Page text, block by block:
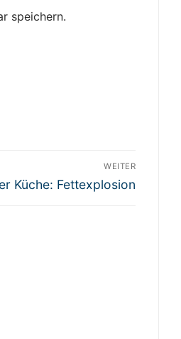
speichern.
WEITER
Küche: Fettexplosion